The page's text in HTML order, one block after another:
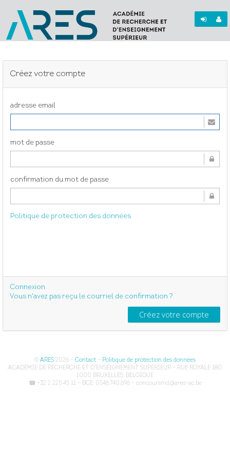
Créez votre compte
adresse email
mot de passe
confirmation du mot de passe
Politique de protection des données
Connexion
Vous n'avez pas reçu le courriel de confirmation ?
© ARES 2026 – Contact – Politique de protection des données
ACADÉMIE DE RECHERCHE ET D'ENSEIGNEMENT SUPÉRIEUR – RUE ROYALE 180,
1000 BRUXELLES, BELGIQUE
☎ +32 2 225 45 11 – BCE: 0546.740.696 – concoursmd@ares-ac.be